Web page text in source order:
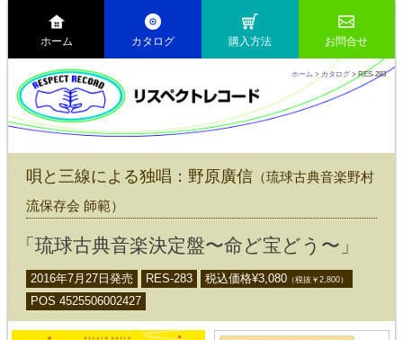
ホーム カタログ 購入方法 お問合せ
ホーム > カタログ > RES-283
唄と三線による独唱：野原廣信（琉球古典音楽野村
流保存会 師範）
「琉球古典音楽決定盤〜命ど宝どう〜」
2016年7月27日発売 RES-283 税込価格¥3,080（税抜￥ 2,800）
POS 4525506002427